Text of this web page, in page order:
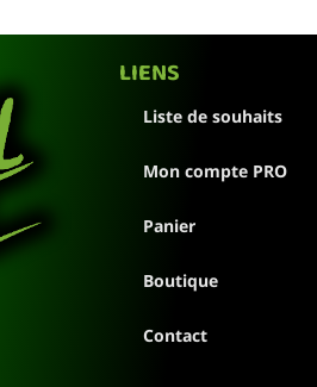
LIENS
Liste de souhaits
Mon compte PRO
Panier
Boutique
Contact